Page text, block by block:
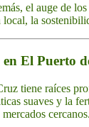
el auge de
la
El Puerto
tiene raíces
suaves y la
cercanos.